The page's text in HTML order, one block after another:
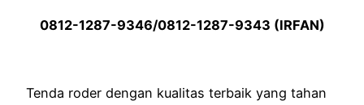
0812-1287-9346/0812-1287-9343 (IRFAN)
Tenda roder dengan kualitas terbaik yang tahan